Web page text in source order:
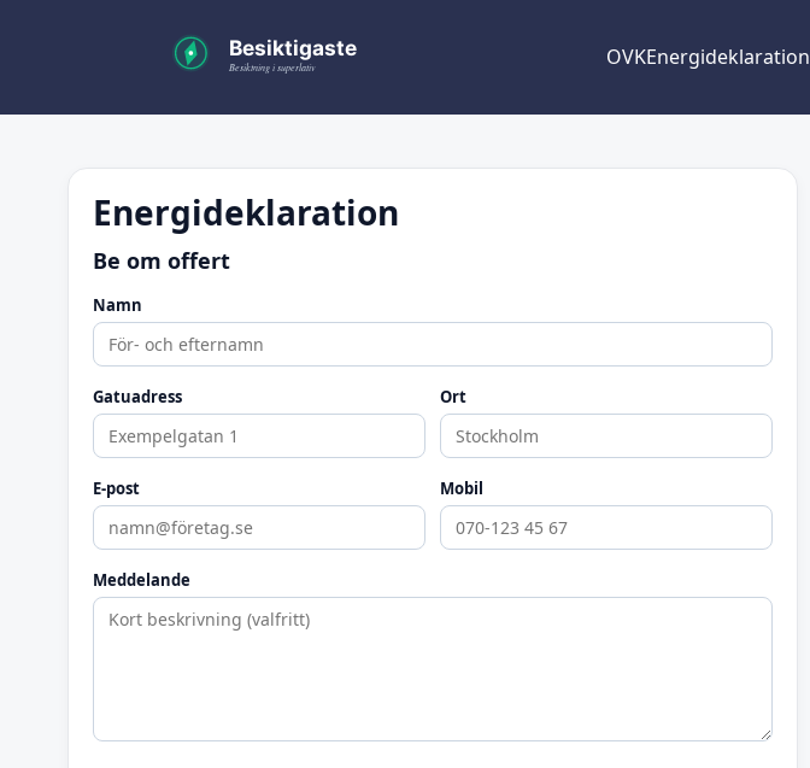
OVKEnergideklaration
Energideklaration
Be om offert
Namn
Gatuadress Ort
E-post Mobil
Meddelande